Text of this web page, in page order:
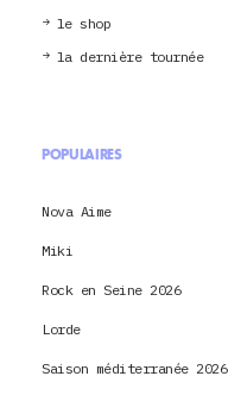
le shop
la dernière tournée
POPULAIRES
Nova Aime
Miki
Rock en Seine 2026
Lorde
Saison méditerranée 2026